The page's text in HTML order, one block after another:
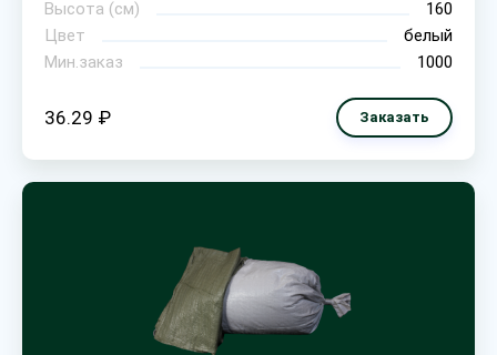
Высота (см)
160
Цвет
белый
Мин.заказ
1000
36.29 ₽ Заказать